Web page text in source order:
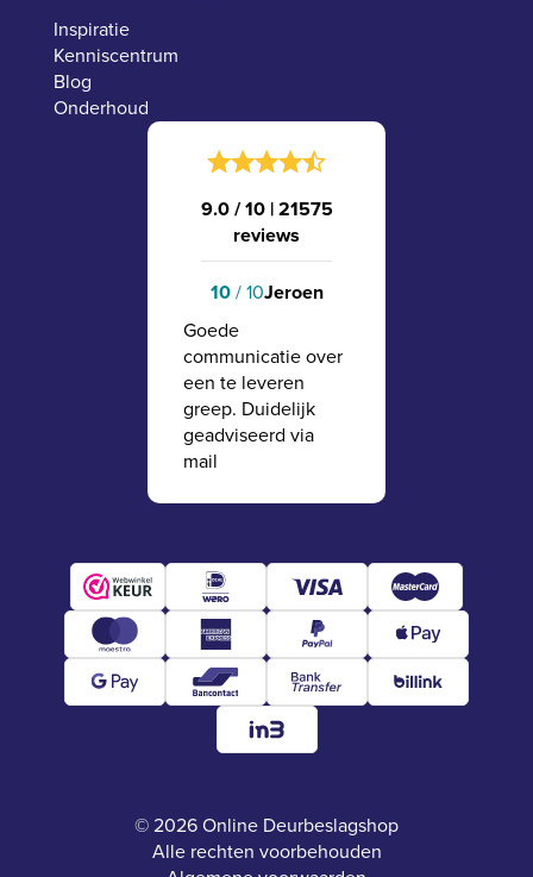
Inspiratie
Kenniscentrum
Blog
Onderhoud
9.0 / 10 |21575
reviews
10/ 10Jeroen
Goede
communicatie over
een te leveren
greep. Duidelijk
geadviseerd via
mail
© 2026 Online Deurbeslagshop
Alle rechten voorbehouden